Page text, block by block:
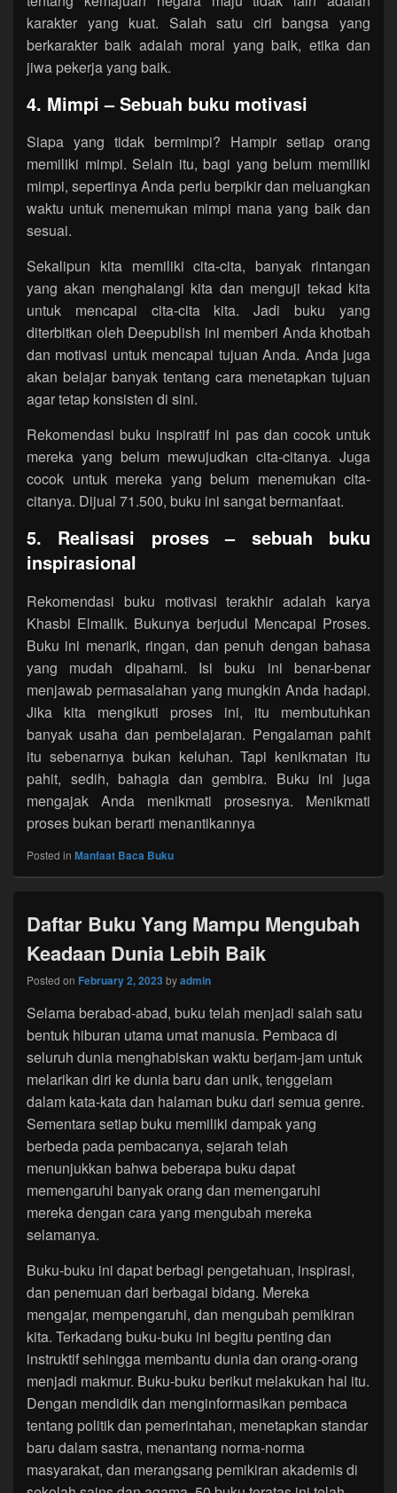
karakter yang kuat. Salah satu ciri bangsa yang
berkarakter baik adalah moral yang baik, etika dan
jiwa pekerja yang baik.
4. Mimpi – Sebuah buku motivasi
Siapa yang tidak bermimpi? Hampir setiap orang
memiliki mimpi. Selain itu, bagi yang belum memiliki
mimpi, sepertinya Anda perlu berpikir dan meluangkan
waktu untuk menemukan mimpi mana yang baik dan
sesuai.
Sekalipun kita memiliki cita-cita, banyak rintangan
yang akan menghalangi kita dan menguji tekad kita
untuk mencapai cita-cita kita. Jadi buku yang
diterbitkan oleh Deepublish ini memberi Anda khotbah
dan motivasi untuk mencapai tujuan Anda. Anda juga
akan belajar banyak tentang cara menetapkan tujuan
agar tetap konsisten di sini.
Rekomendasi buku inspiratif ini pas dan cocok untuk
mereka yang belum mewujudkan cita-citanya. Juga
cocok untuk mereka yang belum menemukan cita-
citanya. Dijual 71.500, buku ini sangat bermanfaat.
5. Realisasi proses – sebuah buku
inspirasional
Rekomendasi buku motivasi terakhir adalah karya
Khasbi Elmalik. Bukunya berjudul Mencapai Proses.
Buku ini menarik, ringan, dan penuh dengan bahasa
yang mudah dipahami. Isi buku ini benar-benar
menjawab permasalahan yang mungkin Anda hadapi.
Jika kita mengikuti proses ini, itu membutuhkan
banyak usaha dan pembelajaran. Pengalaman pahit
itu sebenarnya bukan keluhan. Tapi kenikmatan itu
pahit, sedih, bahagia dan gembira. Buku ini juga
mengajak Anda menikmati prosesnya. Menikmati
proses bukan berarti menantikannya
Posted in Manfaat Baca Buku
Daftar Buku Yang Mampu Mengubah
Keadaan Dunia Lebih Baik
Posted on February 2, 2023 byadmin
Selama berabad-abad, buku telah menjadi salah satu
bentuk hiburan utama umat manusia. Pembaca di
seluruh dunia menghabiskan waktu berjam-jam untuk
melarikan diri ke dunia baru dan unik, tenggelam
dalam kata-kata dan halaman buku dari semua genre.
Sementara setiap buku memiliki dampak yang
berbeda pada pembacanya, sejarah telah
menunjukkan bahwa beberapa buku dapat
memengaruhi banyak orang dan memengaruhi
mereka dengan cara yang mengubah mereka
selamanya.
Buku-buku ini dapat berbagi pengetahuan, inspirasi,
dan penemuan dari berbagai bidang. Mereka
mengajar, mempengaruhi, dan mengubah pemikiran
kita. Terkadang buku-buku ini begitu penting dan
instruktif sehingga membantu dunia dan orang-orang
menjadi makmur. Buku-buku berikut melakukan hal itu.
Dengan mendidik dan menginformasikan pembaca
tentang politik dan pemerintahan, menetapkan standar
baru dalam sastra, menantang norma-norma
masyarakat, dan merangsang pemikiran akademis di